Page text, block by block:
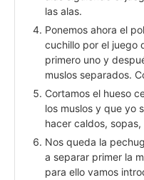
las alas.
Ponemos ahora el
cuchillo por el juego
primero uno y
muslos separados.
Cortamos el hueso
los muslos y que yo
hacer caldos,
Nos queda la
a separar primer la
para ello vamos